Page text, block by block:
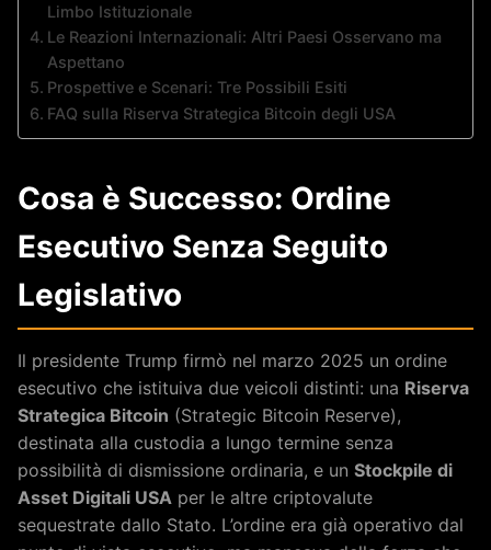
Limbo Istituzionale
Le Reazioni Internazionali: Altri Paesi Osservano ma
Aspettano
Prospettive e Scenari: Tre Possibili Esiti
FAQ sulla Riserva Strategica Bitcoin degli USA
Cosa è Successo: Ordine
Esecutivo Senza Seguito
Legislativo
Il presidente Trump firmò nel marzo 2025 un ordine
esecutivo che istituiva due veicoli distinti: una Riserva
Strategica Bitcoin (Strategic Bitcoin Reserve),
destinata alla custodia a lungo termine senza
possibilità di dismissione ordinaria, e un Stockpile di
Asset Digitali USA per le altre criptovalute
sequestrate dallo Stato. L’ordine era già operativo dal